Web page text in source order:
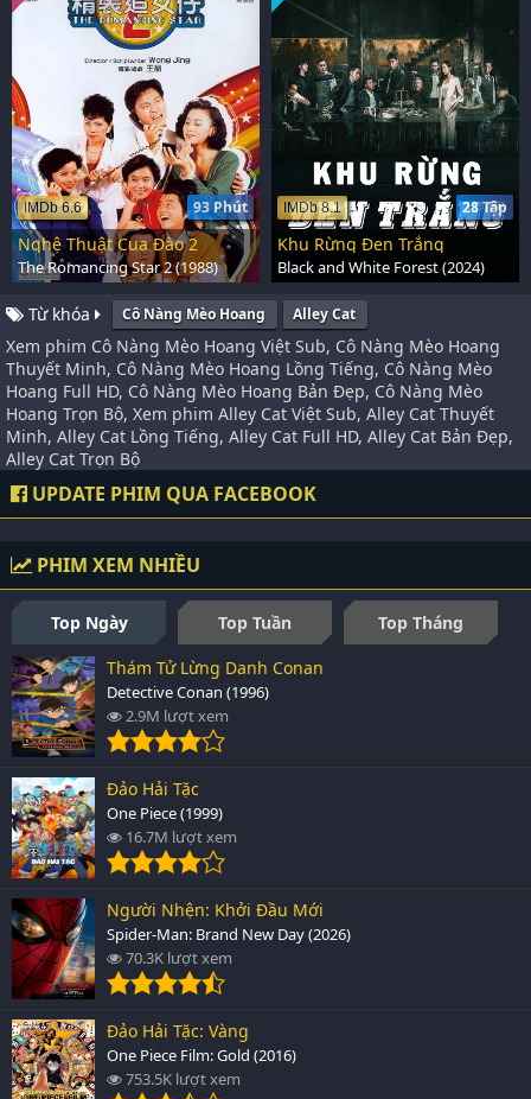
93 Phút
IMDb 6.6
Nghệ Thuật Cua Đào 2
The Romancing Star 2 (1988)
28 Tập
IMDb 8.1
Khu Rừng Đen Trắng
Black and White Forest (2024)
Từ khóa Cô Nàng Mèo Hoang Alley Cat
Xem phim Cô Nàng Mèo Hoang Việt Sub, Cô Nàng Mèo Hoang
Thuyết Minh, Cô Nàng Mèo Hoang Lồng Tiếng, Cô Nàng Mèo
Hoang Full HD, Cô Nàng Mèo Hoang Bản Đẹp, Cô Nàng Mèo
Hoang Trọn Bộ, Xem phim Alley Cat Việt Sub, Alley Cat Thuyết
Minh, Alley Cat Lồng Tiếng, Alley Cat Full HD, Alley Cat Bản Đẹp,
Alley Cat Trọn Bộ
UPDATE PHIM QUA FACEBOOK
PHIM XEM NHIỀU
Top Ngày Top Tuần
Top Tháng
Thám Tử Lừng Danh Conan
Detective Conan (1996)
2.9M lượt xem
Đảo Hải Tặc
One Piece (1999)
16.7M lượt xem
Người Nhện: Khởi Đầu Mới
Spider-Man: Brand New Day (2026)
70.3K lượt xem
Đảo Hải Tặc: Vàng
One Piece Film: Gold (2016)
753.5K lượt xem